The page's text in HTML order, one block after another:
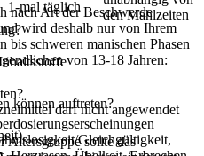
nach Art der Beschwerde
wird deshalb nur von Ihrem
bis schweren manischen Phasen
von 13-18 Jahren:
Gleichgültigkeit,
1-mal täglich
den Mahlzeiten
darf nicht angewendet
Altersgruppe sollte das
können auftreten?